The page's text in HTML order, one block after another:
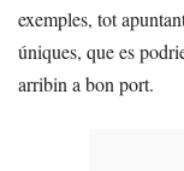
exemples, tot
úniques, que es
arribin a bon port.